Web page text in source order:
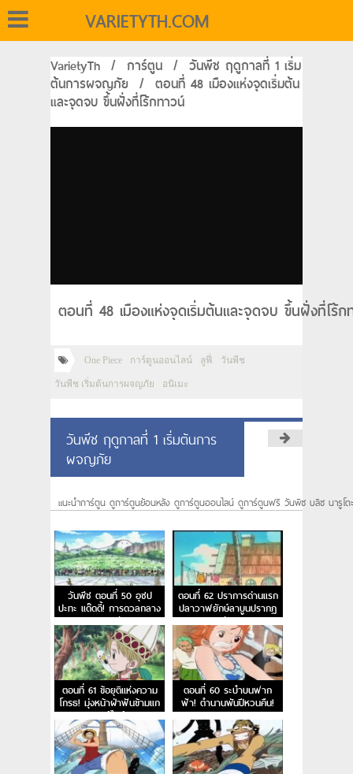
VARIETYTH.COM
VarietyTh / การ์ตูน / วันพีช ฤดูกาลที่ 1 เริ่ม
ต้นการผจญภัย / ตอนที่ 48 เมืองแห่งจุดเริ่มต้น
และจุดจบ ขึ้นฝั่งที่โร้กทาวน์
ตอนที่ 48 เมืองแห่งจุดเริ่มต้นและจุดจบ ขึ้นฝั่งที่โร้
One Piece การ์ตูนออนไลน์ ลูฟี่ วันพีช
วันพีช เริ่มต้นการผจญภัย อนิเมะ
วันพีช ฤดูกาลที่ 1 เริ่มต้นการ
ผจญภัย
แนะนำการ์ตูน ดูการ์ตูนย้อนหลัง ดูการ์ตูนออนไลน์ ดูการ์ตูนฟรี วันพีซ บลีซ นารูโตะ
วันพีช ตอนที่ 50 อุซป
ปะทะ แด๊ดดี้! การดวลกลาง
แสงตะวัน
ตอนที่ 62 ปราการด่านแรก
ปลาวาฬยักษ์ลาบูนปรากฏ
ตัว
ตอนที่ 61 ข้อยุติแห่งความ
โกรธ! มุ่งหน้าฝ่าฟันข้ามแก
รนด์ไลน์
ตอนที่ 60 ระบำบนฟาก
ฟ้า! ตำนานพันปีหวนคืน!